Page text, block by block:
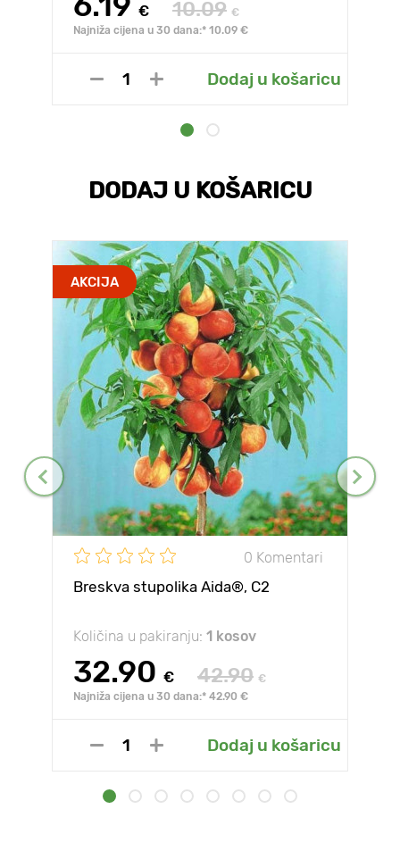
€ 10.09 €
Najniža cijena u 30 dana:* 10.09 €
Dodaj u košaricu
DODAJ U KOŠARICU
AKCIJA
0 Komentari
Breskva stupolika Aida®, C2
Količina u pakiranju: 1 kosov
32.90 € 42.90 €
Najniža cijena u 30 dana:* 42.90 €
Dodaj u košaricu